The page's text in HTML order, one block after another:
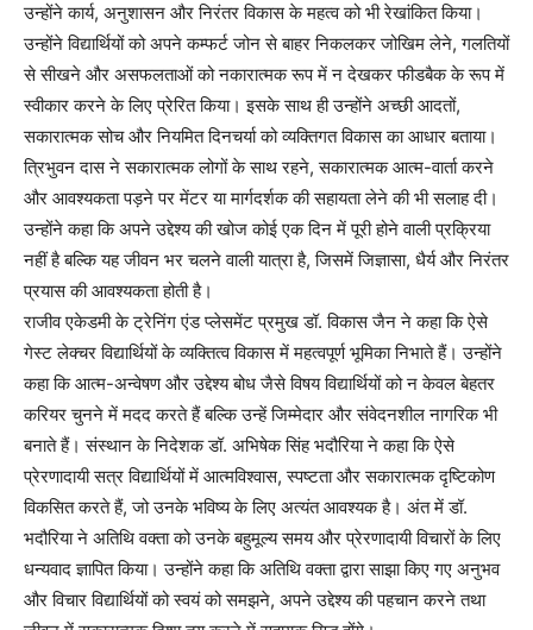
उन्होंने कार्य, अनुशासन और निरंतर विकास के महत्व को भी रेखांकित किया।
उन्होंने विद्यार्थियों को अपने कम्फर्ट जोन से बाहर निकलकर जोखिम लेने, गलतियों
से सीखने और असफलताओं को नकारात्मक रूप में न देखकर फीडबैक के रूप में
स्वीकार करने के लिए प्रेरित किया। इसके साथ ही उन्होंने अच्छी आदतों,
सकारात्मक सोच और नियमित दिनचर्या को व्यक्तिगत विकास का आधार बताया।
त्रिभुवन दास ने सकारात्मक लोगों के साथ रहने, सकारात्मक आत्म-वार्ता करने
और आवश्यकता पड़ने पर मेंटर या मार्गदर्शक की सहायता लेने की भी सलाह दी।
उन्होंने कहा कि अपने उद्देश्य की खोज कोई एक दिन में पूरी होने वाली प्रक्रिया
नहीं है बल्कि यह जीवन भर चलने वाली यात्रा है, जिसमें जिज्ञासा, धैर्य और निरंतर
प्रयास की आवश्यकता होती है।
राजीव एकेडमी के ट्रेनिंग एंड प्लेसमेंट प्रमुख डॉ. विकास जैन ने कहा कि ऐसे
गेस्ट लेक्चर विद्यार्थियों के व्यक्तित्व विकास में महत्वपूर्ण भूमिका निभाते हैं। उन्होंने
कहा कि आत्म-अन्वेषण और उद्देश्य बोध जैसे विषय विद्यार्थियों को न केवल बेहतर
करियर चुनने में मदद करते हैं बल्कि उन्हें जिम्मेदार और संवेदनशील नागरिक भी
बनाते हैं। संस्थान के निदेशक डॉ. अभिषेक सिंह भदौरिया ने कहा कि ऐसे
प्रेरणादायी सत्र विद्यार्थियों में आत्मविश्वास, स्पष्टता और सकारात्मक दृष्टिकोण
विकसित करते हैं, जो उनके भविष्य के लिए अत्यंत आवश्यक है। अंत में डॉ.
भदौरिया ने अतिथि वक्ता को उनके बहुमूल्य समय और प्रेरणादायी विचारों के लिए
धन्यवाद ज्ञापित किया। उन्होंने कहा कि अतिथि वक्ता द्वारा साझा किए गए अनुभव
और विचार विद्यार्थियों को स्वयं को समझने, अपने उद्देश्य की पहचान करने तथा